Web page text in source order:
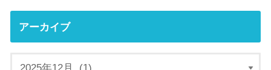
アーカイブ